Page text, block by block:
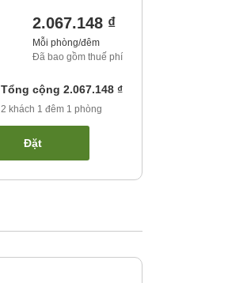
2.067.148 ₫
Mỗi phòng/đêm
Đã bao gồm thuế phí
Tổng cộng 2.067.148 ₫
2 khách 1 đêm 1 phòng
Đặt